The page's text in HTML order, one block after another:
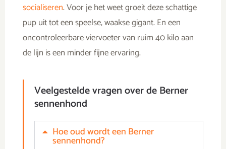
socialiseren. Voor je het weet groeit deze schattige
pup uit tot een speelse, waakse gigant. En een
oncontroleerbare viervoeter van ruim 40 kilo aan
de lijn is een minder fijne ervaring.
Veelgestelde vragen over de Berner
sennenhond
Hoe oud wordt een Berner
sennenhond?